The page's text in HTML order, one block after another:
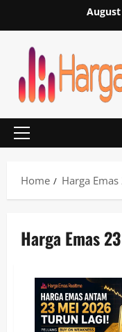
August
Primary
Home
Harga
Harga Emas